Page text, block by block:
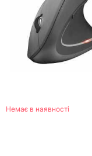
Немає в наявності